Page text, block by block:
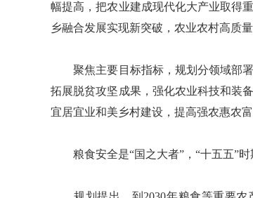
幅提高，把农业建成现代化大产业取得
乡融合发展实现新突破，农业农村高质
聚焦主要目标指标，规划分领域部署
拓展脱贫攻坚成果，强化农业科技和装
宜居宜业和美乡村建设，提高强农惠农富
粮食安全是“国之大者”，“十五五”时